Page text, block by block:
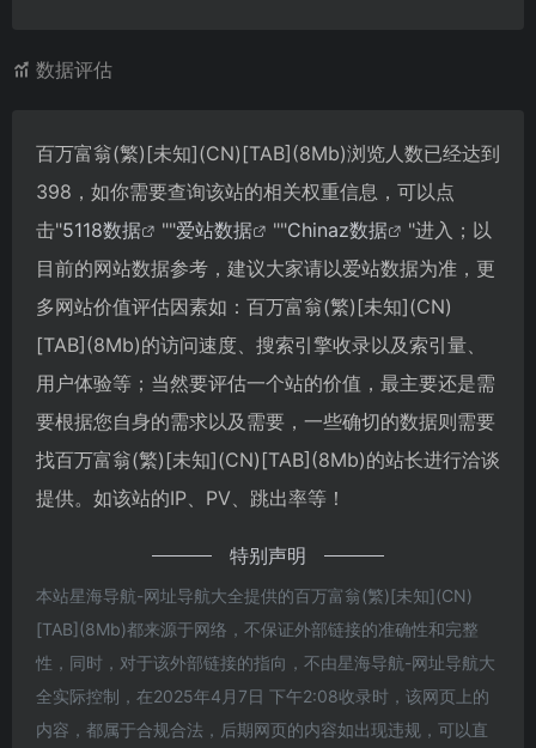
数据评估
百万富翁(繁)[未知](CN)[TAB](8Mb)浏览人数已经达到
398，如你需要查询该站的相关权重信息，可以点
击"5118数据 ""爱站数据 ""Chinaz数据
"进入；以
目前的网站数据参考，建议大家请以爱站数据为准，更
多网站价值评估因素如：百万富翁(繁)[未知](CN)
[TAB](8Mb)的访问速度、搜索引擎收录以及索引量、
用户体验等；当然要评估一个站的价值，最主要还是需
要根据您自身的需求以及需要，一些确切的数据则需要
找百万富翁(繁)[未知](CN)[TAB](8Mb)的站长进行洽谈
提供。如该站的IP、PV、跳出率等！
特别声明
本站星海导航-网址导航大全提供的百万富翁(繁)[未知](CN)
[TAB](8Mb)都来源于网络，不保证外部链接的准确性和完整
性，同时，对于该外部链接的指向，不由星海导航-网址导航大
全实际控制，在2025年4月7日 下午2:08收录时，该网页上的
内容，都属于合规合法，后期网页的内容如出现违规，可以直